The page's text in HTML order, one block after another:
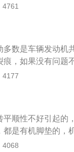
和科学，方向盘
惯，可能是长时
顺畅。如果震动
4761
数是车辆发动机
，如果没有问题
是属于车辆非常
单幅方向盘是属
幅方向盘，方向
4177
顺性不好引起的
是有机脚垫的，
车身上，这样会
4068